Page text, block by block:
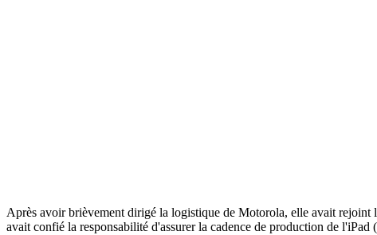
Après avoir brièvement dirigé la logistique de Motorola, elle avait rejoint
avait confié la responsabilité d'assurer la cadence de production de l'iPad